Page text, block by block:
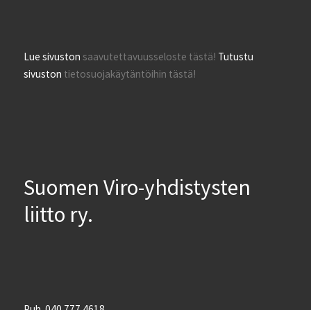
Lue sivustonsaavutettavuusseloste tästä! Tutustu
sivuston tietosuojakäytäntöihin tästä!
Suomen Viro-yhdistysten
liitto ry.